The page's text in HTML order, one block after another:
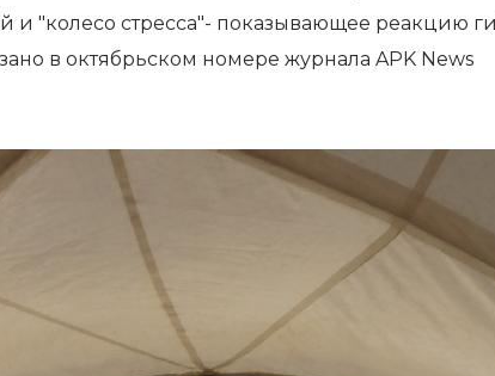
"колесо стресса"- показывающее реакцию
в октябрьском номере журнала APK News